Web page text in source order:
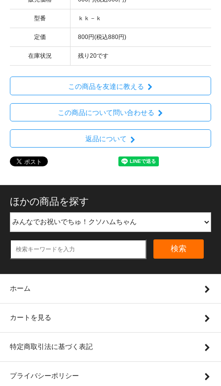
型番 ｋｋ－ｋ
定価 800円(税込880円)
在庫状況 残り20です
この商品を友達に教える
この商品について問い合わせる
返品について
ほかの商品を探す
検索
ホーム
カートを見る
特定商取引法に基づく表記
プライバシーポリシー